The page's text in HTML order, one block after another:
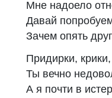
Мне надоело
Давай
Зачем опять
Придирки,
Ты вечно
А я почти в